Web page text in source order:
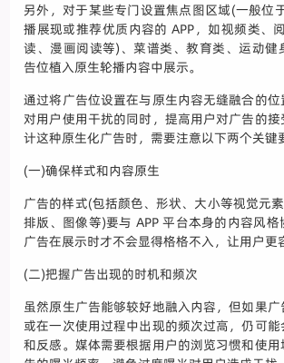
另外，对于某些专门设置焦点图区域(一般位
播展现或推荐优质内容的 APP，如视频类、
读、漫画阅读等)、菜谱类、教育类、运动健
告位植入原生轮播内容中展示。
通过将广告位设置在与原生内容无缝融合的
对用户使用干扰的同时，提高用户对广告的
计这种原生化广告时，需要注意以下两个关键
(一)确保样式和内容原生
广告的样式(包括颜色、形状、大小等视觉元素
排版、图像等)要与 APP 平台本身的内容风格
广告在展示时才不会显得格格不入，让用户更
(二)把握广告出现的时机和频次
虽然原生广告能够较好地融入内容，但如果
或在一次使用过程中出现的频次过高，仍可
和反感。媒体需要根据用户的浏览习惯和使